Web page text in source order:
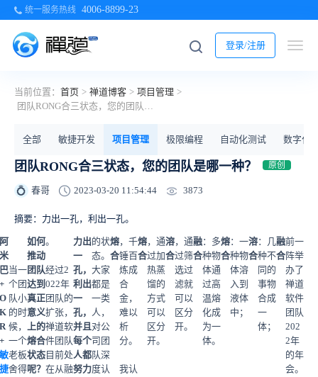
统一服务热线 4006-8899-23
登录/注册
当前位置： 首页 > 禅道博客 > 项目管理 >
团队RONG合三状态，您的团队是哪一种？
全部 敏捷开发 项目管理 极限编程 自动化测试 数字化
团队RONG合三状态，您的团队是哪一种？ 原创
💍 春哥 2023-03-20 11:54:44 3873
摘要：力出一孔，利出一孔。
前一
阵举
办了
禅道
软件
团队
202
2年
的年
会。
融
合
：几
种不
同的
事物
合成
一
体；
溶
合
：一
种物
体溶
入到
液体
中；
熔
合
：多
种物
体通
过高
温熔
化成
为一
体。
融
合
，通
过筛
选过
滤就
可以
区分
开。
溶
合
，通
过加
热蒸
馏的
方式
可以
区分
开。
熔
合
，千
锤百
炼成
合
金，
难以
析
分。
我认
熔
合
的状
态。
大家
都是
一类
人，
对公
司团
队深
度认
力出
一
孔，
利出
一
孔，
并且
每个
人都
努力
。
经过2
022年
团队的
扩张，
禅道软
件团队
目前处
在从融
如何
推动
团队
达到
真正
意义
上的
熔合
状态
呢？
当一
个团
队小
的时
候，
一个
老板
舍得
阿
米
巴
+
O
K
R
+
敏
捷